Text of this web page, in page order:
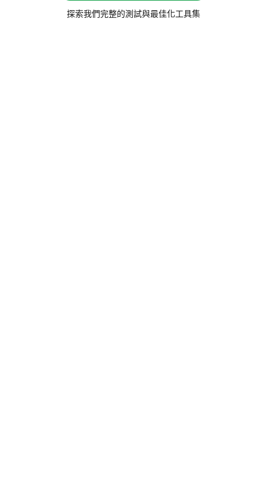
探索我們完整的測試與最佳化工具集